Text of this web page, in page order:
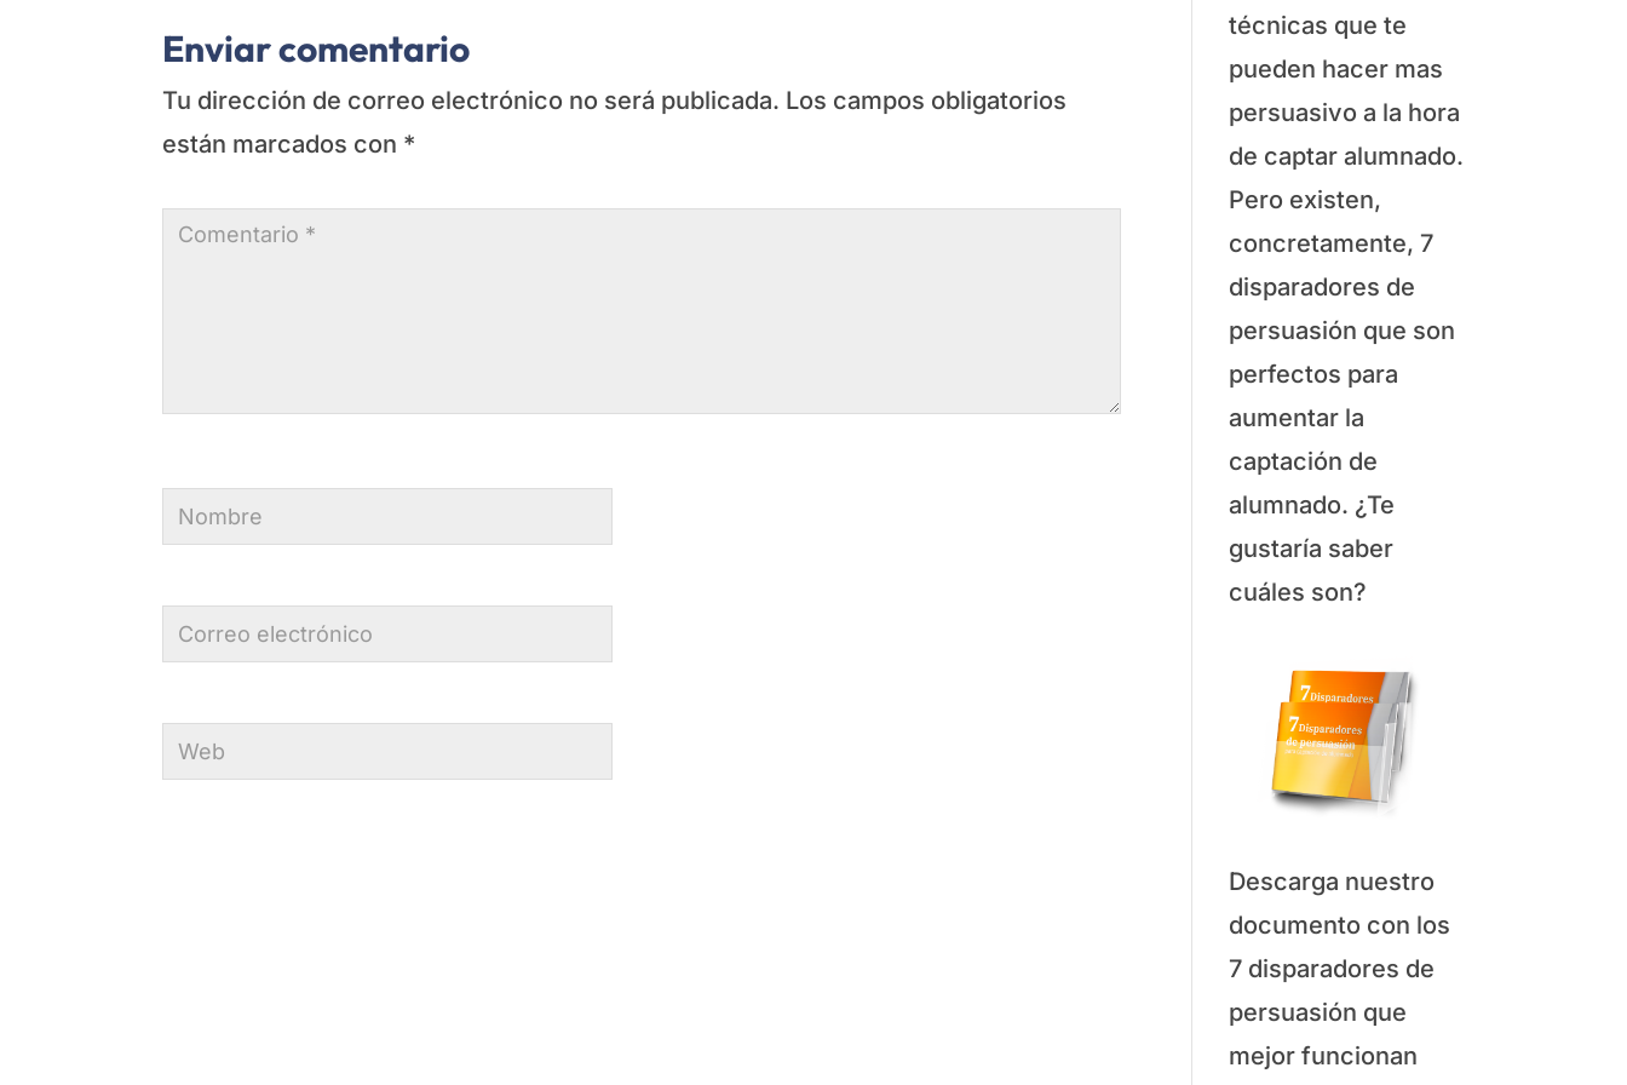
Enviar comentario
Tu dirección de correo electrónico no será publicada. Los campos obligatorios
están marcados con *
técnicas que te
pueden hacer mas
persuasivo a la hora
de captar alumnado.
Pero existen,
concretamente, 7
disparadores de
persuasión que son
perfectos para
aumentar la
captación de
alumnado. ¿Te
gustaría saber
cuáles son?
Descarga nuestro
documento con los
7 disparadores de
persuasión que
mejor funcionan